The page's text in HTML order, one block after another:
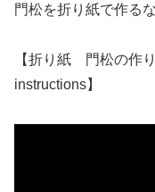
門松を折り紙で作る
【折り紙 門松の作
instructions】